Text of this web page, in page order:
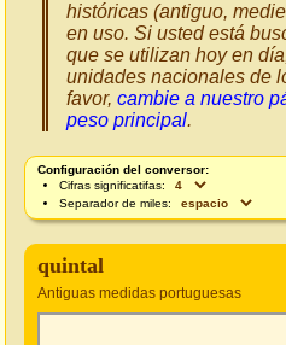
históricas (antiguo,
en uso. Si usted está
que se utilizan hoy en
unidades nacionales de
favor, cambie a nuestro
peso principal.
Configuración del conversor:
Cifras significatifas:
Separador de miles:
quintal
Antiguas medidas portuguesas